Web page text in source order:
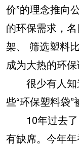
价”的理念推向
的环保需求，
架、 筛选塑料
成为大热的环保
很少有人知
些“环保塑料袋”
10年过去了
有缺席。今年